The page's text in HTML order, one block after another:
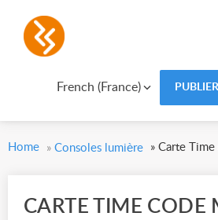
French (France)
Home » Consoles lumière » Carte Time
CARTE TIME CODE